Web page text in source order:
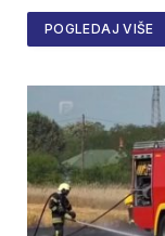
POGLEDAJ VIŠE